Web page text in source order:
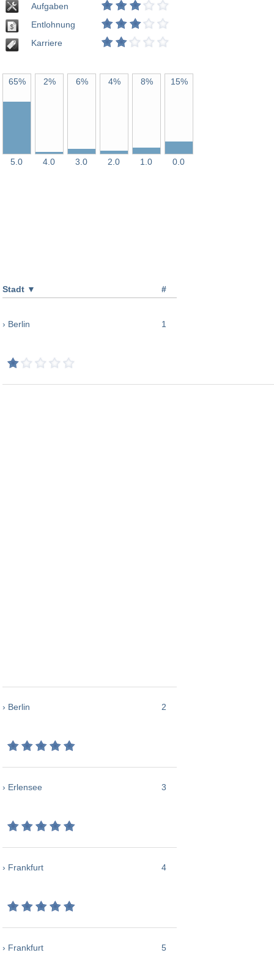
Aufgaben
Entlohnung
Karriere
65%
5.0
2%
4.0
6%
3.0
4%
2.0
8%
1.0
15%
0.0
Stadt ▼ #
› Berlin 1
› Berlin 2
› Erlensee 3
› Frankfurt 4
› Frankfurt 5